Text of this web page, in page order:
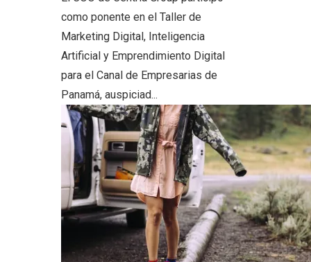
como ponente en el Taller de
Marketing Digital, Inteligencia
Artificial y Emprendimiento Digital
para el Canal de Empresarias de
Panamá, auspiciad...